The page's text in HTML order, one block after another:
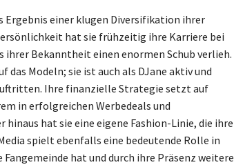
Ergebnis einer klugen Diversifikation ihrer
hat sie frühzeitig ihre Karriere bei
ihrer Bekanntheit einen enormen Schub verlieh.
das Modeln; sie ist auch als DJane aktiv und
Ihre finanzielle Strategie setzt auf
in erfolgreichen Werbedeals und
hat sie eine eigene Fashion-Linie, die ihre
spielt ebenfalls eine bedeutende Rolle in
hat und durch ihre Präsenz weitere